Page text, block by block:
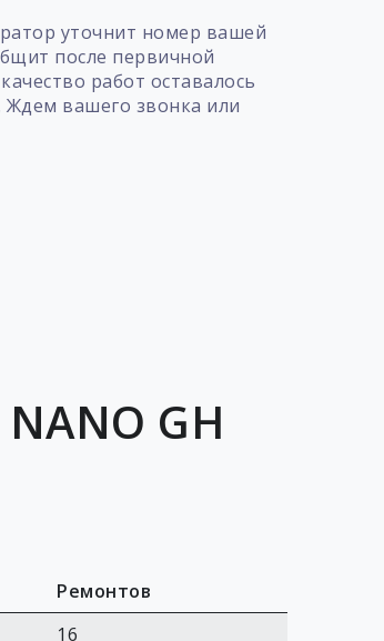
уточнит номер вашей
после первичной
работ оставалось
вашего звонка или
GH
Ремонтов
16